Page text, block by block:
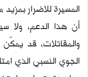
المسيرة للاضرار
أن هذا الدعم، ولا
والمقاتلات، قد
الجوي النسبي الذي